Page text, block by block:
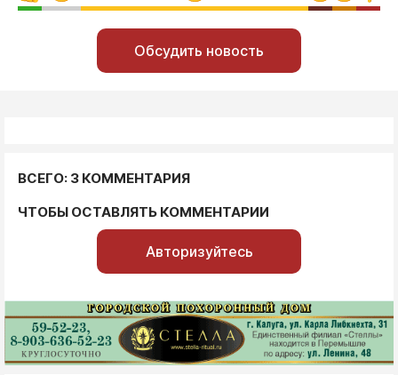
Обсудить новость
ВСЕГО: 3 КОММЕНТАРИЯ
ЧТОБЫ ОСТАВЛЯТЬ КОММЕНТАРИИ
Авторизуйтесь